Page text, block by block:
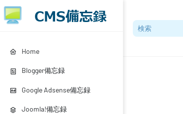
Home
Blogger備忘録
Google Adsense備忘録
Joomla!備忘録